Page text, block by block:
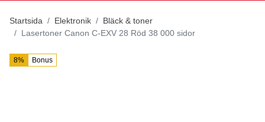
Startsida Elektronik
Bläck & toner
Lasertoner Canon C-EXV 28 Röd 38 000 sidor
8% Bonus